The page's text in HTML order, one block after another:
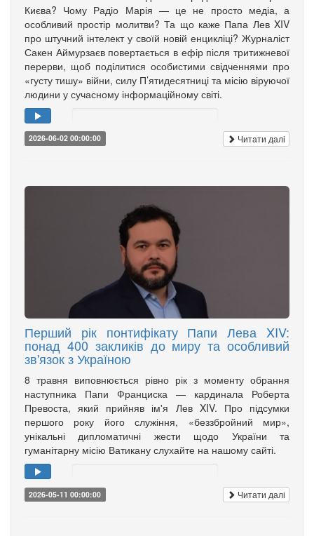
Києва? Чому Радіо Марія — це не просто медіа, а
особливий простір молитви? Та що каже Папа Лев XIV
про штучний інтелект у своїй новій енцикліці? Журналіст
Сакен Аймурзаєв повертається в ефір після тритижневої
перерви, щоб поділитися особистими свідченнями про
«густу тишу» війни, силу П’ятидесятниці та місію віруючої
людини у сучасному інформаційному світі.
2026-06-02 00:00:00 Читати далі
Перший рік понтифікату Папи Лева XIV:
понад 400 закликів до миру та особливий
зв'язок з Україною
8 травня виповнюється рівно рік з моменту обрання
наступника Папи Франциска — кардинала Роберта
Превоста, який прийняв ім'я Лев XIV. Про підсумки
першого року його служіння, «беззбройний мир»,
унікальні дипломатичні жести щодо України та
гуманітарну місію Ватикану слухайте на нашому сайті.
2026-05-11 00:00:00 Читати далі